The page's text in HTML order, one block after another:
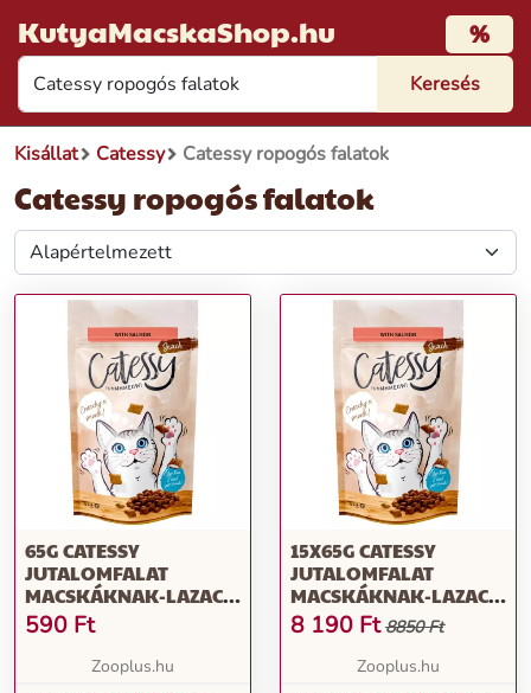
KutyaMacskaShop.hu %
Kisállat Catessy Catessy ropogós falatok
Catessy ropogós falatok
65G CATESSY
JUTALOMFALAT
MACSKÁKNAK-LAZAC,
VITAMINOK & OMEGA-3
590 Ft
Zooplus.hu
15X65G CATESSY
JUTALOMFALAT
MACSKÁKNAK-LAZAC,
VITAMINOK & OMEGA-3
8 190 Ft 8850 Ft
Zooplus.hu